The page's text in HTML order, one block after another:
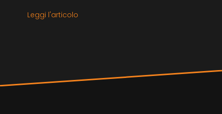
Leggi l'articolo